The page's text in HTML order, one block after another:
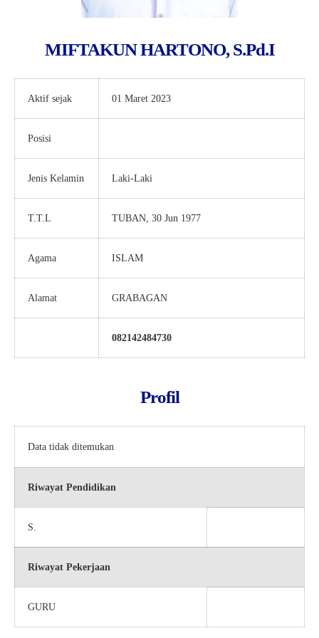
MIFTAKUN HARTONO, S.Pd.I
Aktif sejak 01 Maret 2023
Posisi
Jenis Kelamin Laki-Laki
T.T.L TUBAN, 30 Jun 1977
Agama ISLAM
Alamat GRABAGAN
082142484730
Profil
Data tidak ditemukan
Riwayat Pendidikan
S.
Riwayat Pekerjaan
GURU